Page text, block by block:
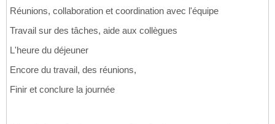
Réunions, collaboration et coordination avec l'équipe
Travail sur des tâches, aide aux collègues
L'heure du déjeuner
Encore du travail, des réunions,
Finir et conclure la journée